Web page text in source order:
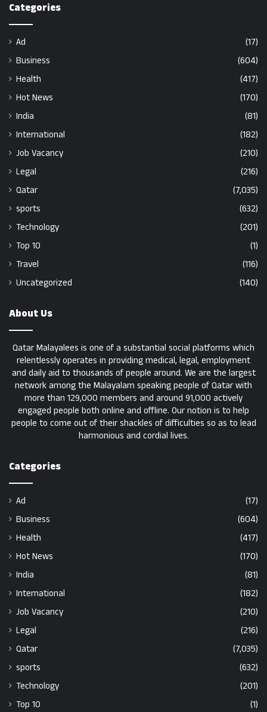
Categories
Ad
(17)
Business
(604)
Health
(417)
Hot News
(170)
India
(81)
International
(182)
Job Vacancy
(210)
Legal
(216)
Qatar
(7,035)
sports
(632)
Technology
(201)
Top 10
(1)
Travel
(116)
Uncategorized
(140)
About Us
Qatar Malayalees is one of a substantial social platforms which
relentlessly operates in providing medical, legal, employment
and daily aid to thousands of people around. We are the largest
network among the Malayalam speaking people of Qatar with
more than 129,000 members and around 91,000 actively
engaged people both online and offline. Our notion is to help
people to come out of their shackles of difficulties so as to lead
harmonious and cordial lives.
Categories
Ad
(17)
Business
(604)
Health
(417)
Hot News
(170)
India
(81)
International
(182)
Job Vacancy
(210)
Legal
(216)
Qatar
(7,035)
sports
(632)
Technology
(201)
Top 10
(1)